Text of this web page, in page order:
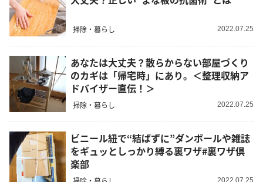
掃除・暮らし 2022.07.25
あなたは大丈夫？散らからない部屋づくり
のカギは「帰宅時」にあり。＜整理収納ア
ドバイザー直伝！＞
掃除・暮らし 2022.07.25
ビニール紐で“結ばずに”ダンボールや雑誌
をギュッとしっかり縛る裏ワザ#裏ワザ倶
楽部